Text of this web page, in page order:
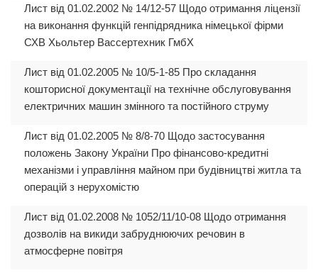
Лист від 01.02.2002 № 14/12-57 Щодо отримання ліцензії
на виконання функцій генпідрядника німецької фірми
СХВ Хьольтер Вассертехник ГмбХ
Лист від 01.02.2005 № 10/5-1-85 Про складання
кошторисної документації на технічне обслуговування
електричних машин змінного та постійного струму
Лист від 01.02.2005 № 8/8-70 Щодо застосування
положень Закону України Про фінансово-кредитні
механізми і управління майном при будівництві житла та
операцій з нерухомістю
Лист від 01.02.2008 № 1052/11/10-08 Щодо отримання
дозволів на викиди забруднюючих речовин в
атмосферне повітря